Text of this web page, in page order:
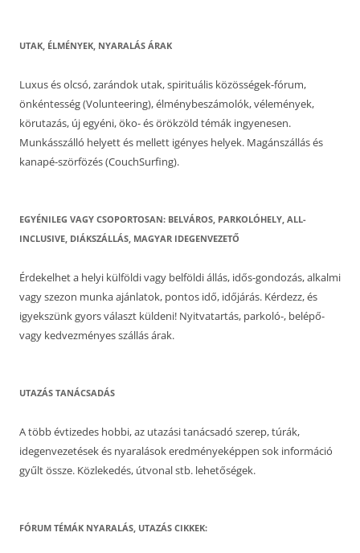
UTAK, ÉLMÉNYEK, NYARALÁS ÁRAK
Luxus és olcsó, zarándok utak, spirituális közösségek-fórum,
önkéntesség (Volunteering), élménybeszámolók, vélemények,
körutazás, új egyéni, öko- és örökzöld témák ingyenesen.
Munkásszálló helyett és mellett igényes helyek. Magánszállás és
kanapé-szörfözés (CouchSurfing).
EGYÉNILEG VAGY CSOPORTOSAN: BELVÁROS, PARKOLÓHELY, ALL-
INCLUSIVE, DIÁKSZÁLLÁS, MAGYAR IDEGENVEZETŐ
Érdekelhet a helyi külföldi vagy belföldi állás, idős-gondozás, alkalmi
vagy szezon munka ajánlatok, pontos idő, időjárás. Kérdezz, és
igyekszünk gyors választ küldeni! Nyitvatartás, parkoló-, belépő-
vagy kedvezményes szállás árak.
UTAZÁS TANÁCSADÁS
A több évtizedes hobbi, az utazási tanácsadó szerep, túrák,
idegenvezetések és nyaralások eredményeképpen sok információ
gyűlt össze. Közlekedés, útvonal stb. lehetőségek.
FÓRUM TÉMÁK NYARALÁS, UTAZÁS CIKKEK: